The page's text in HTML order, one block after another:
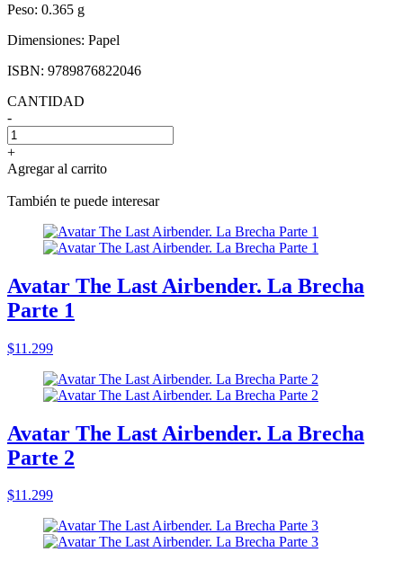
Peso: 0.365 g
Dimensiones: Papel
ISBN: 9789876822046
CANTIDAD
-
+
Agregar al carrito
También te puede interesar
Avatar The Last Airbender. La Brecha
Parte 1
$11.299
Avatar The Last Airbender. La Brecha
Parte 2
$11.299